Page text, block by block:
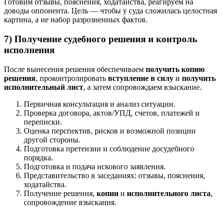
Готовим отзывы, пояснения, ходатайства, реагируем на
доводы оппонента. Цель — чтобы у суда сложилась целостная
картина, а не набор разрозненных фактов.
7) Получение судебного решения и контроль
исполнения
После вынесения решения обеспечиваем получить копию
решения, проконтролировать вступление в силу и получить
исполнительный лист, а затем сопровождаем взыскание.
Первичная консультация и анализ ситуации.
Проверка договора, актов/УПД, счетов, платежей и
переписки.
Оценка перспектив, рисков и возможной позиции
другой стороны.
Подготовка претензии и соблюдение досудебного
порядка.
Подготовка и подача искового заявления.
Представительство в заседаниях: отзывы, пояснения,
ходатайства.
Получение решения, копии и исполнительного листа,
сопровождение взыскания.